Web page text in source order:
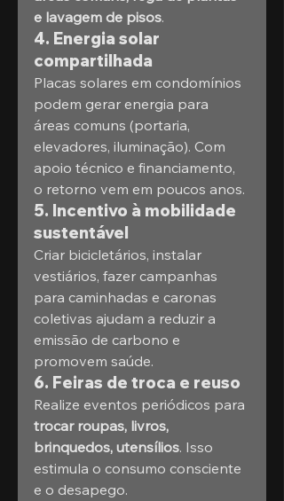
e lavagem de pisos.
4. Energia solar
compartilhada
Placas solares em condomínios
podem gerar energia para
áreas comuns (portaria,
elevadores, iluminação). Com
apoio técnico e financiamento,
o retorno vem em poucos anos.
5. Incentivo à mobilidade
sustentável
Criar bicicletários, instalar
vestiários, fazer campanhas
para caminhadas e caronas
coletivas ajudam a reduzir a
emissão de carbono e
promovem saúde.
6. Feiras de troca e reuso
Realize eventos periódicos para
trocar roupas, livros,
brinquedos, utensílios. Isso
estimula o consumo consciente
e o desapego.